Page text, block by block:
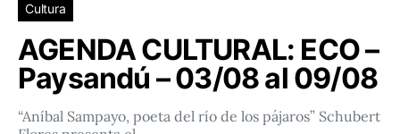
Cultura
AGENDA CULTURAL: ECO –
Paysandú – 03/08 al 09/08
“Aníbal Sampayo, poeta del río de los pájaros” Schubert